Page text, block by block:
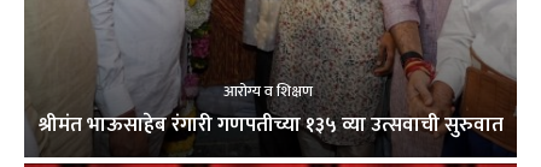
आरोग्य व शिक्षण
श्रीमंत भाऊसाहेब रंगारी गणपतीच्या १३५ व्या उत्सवाची सुरुवात